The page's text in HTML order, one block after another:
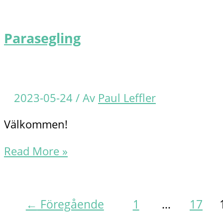
Parasegling
2023-05-24 / Av Paul Leffler
Välkommen!
Parasegling
Read More »
← Föregående 1 … 17